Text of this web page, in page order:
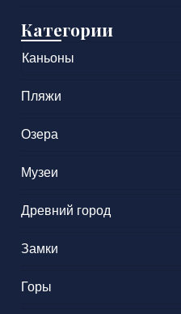
Категории
Каньоны
Пляжи
Озера
Музеи
Древний город
Замки
Горы